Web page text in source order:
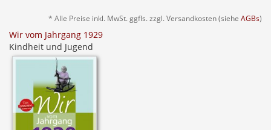
* Alle Preise inkl. MwSt. ggfls. zzgl. Versandkosten (siehe AGBs)
Wir vom Jahrgang 1929
Kindheit und Jugend